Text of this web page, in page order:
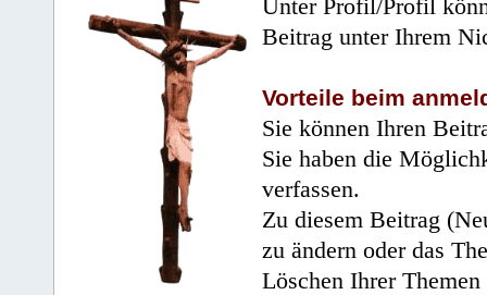
Unter Profil/Profil
Beitrag unter Ihrem
Vorteile beim
Sie können Ihren
Sie haben die
verfassen.
Zu diesem Beitrag
zu ändern oder das
Löschen Ihrer